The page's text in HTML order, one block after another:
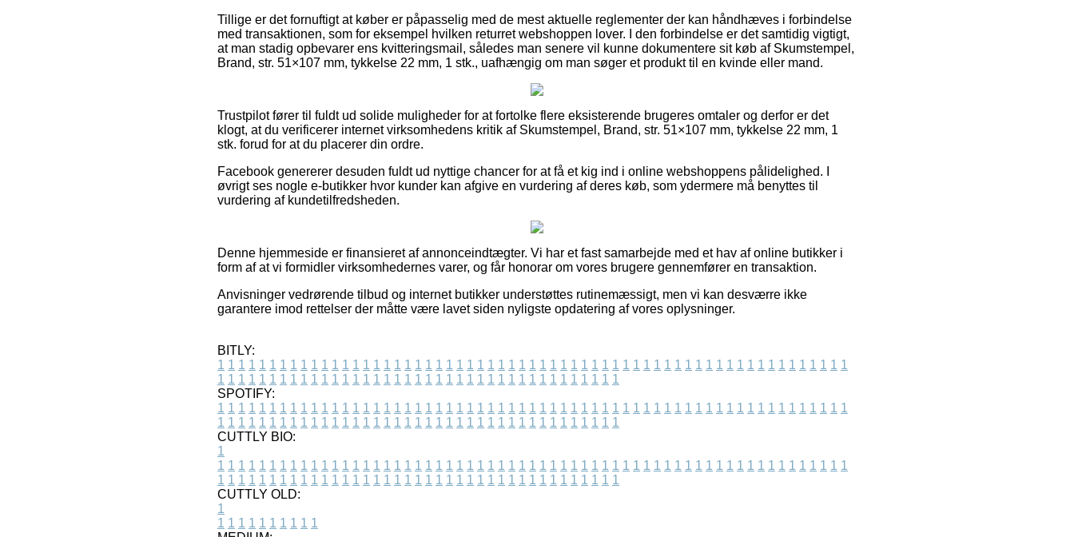
Tillige er det fornuftigt at køber er påpasselig med de mest aktuelle reglementer der kan håndhæves i forbindelse
med transaktionen, som for eksempel hvilken returret webshoppen lover. I den forbindelse er det samtidig vigtigt,
at man stadig opbevarer ens kvitteringsmail, således man senere vil kunne dokumentere sit køb af Skumstempel,
Brand, str. 51×107 mm, tykkelse 22 mm, 1 stk., uafhængig om man søger et produkt til en kvinde eller mand.
Trustpilot fører til fuldt ud solide muligheder for at fortolke flere eksisterende brugeres omtaler og derfor er det
klogt, at du verificerer internet virksomhedens kritik af Skumstempel, Brand, str. 51×107 mm, tykkelse 22 mm, 1
stk. forud for at du placerer din ordre.
Facebook genererer desuden fuldt ud nyttige chancer for at få et kig ind i online webshoppens pålidelighed. I
øvrigt ses nogle e-butikker hvor kunder kan afgive en vurdering af deres køb, som ydermere må benyttes til
vurdering af kundetilfredsheden.
Denne hjemmeside er finansieret af annonceindtægter. Vi har et fast samarbejde med et hav af online butikker i
form af at vi formidler virksomhedernes varer, og får honorar om vores brugere gennemfører en transaktion.
Anvisninger vedrørende tilbud og internet butikker understøttes rutinemæssigt, men vi kan desværre ikke
garantere imod rettelser der måtte være lavet siden nyligste opdatering af vores oplysninger.
BITLY:
1 1 1 1 1 1 1 1 1 1 1 1 1 1 1 1 1 1 1 1 1 1 1 1 1 1 1 1 1 1 1 1 1 1 1 1 1 1 1 1 1 1 1 1 1 1 1 1 1 1 1 1 1 1 1 1 1 1 1 1 1
1 1 1 1 1 1 1 1 1 1 1 1 1 1 1 1 1 1 1 1 1 1 1 1 1 1 1 1 1 1 1 1 1 1 1 1 1 1 1
SPOTIFY:
1 1 1 1 1 1 1 1 1 1 1 1 1 1 1 1 1 1 1 1 1 1 1 1 1 1 1 1 1 1 1 1 1 1 1 1 1 1 1 1 1 1 1 1 1 1 1 1 1 1 1 1 1 1 1 1 1 1 1 1 1
1 1 1 1 1 1 1 1 1 1 1 1 1 1 1 1 1 1 1 1 1 1 1 1 1 1 1 1 1 1 1 1 1 1 1 1 1 1 1
CUTTLY BIO:
1
1 1 1 1 1 1 1 1 1 1 1 1 1 1 1 1 1 1 1 1 1 1 1 1 1 1 1 1 1 1 1 1 1 1 1 1 1 1 1 1 1 1 1 1 1 1 1 1 1 1 1 1 1 1 1 1 1 1 1 1 1
1 1 1 1 1 1 1 1 1 1 1 1 1 1 1 1 1 1 1 1 1 1 1 1 1 1 1 1 1 1 1 1 1 1 1 1 1 1 1
CUTTLY OLD:
1
1 1 1 1 1 1 1 1 1 1